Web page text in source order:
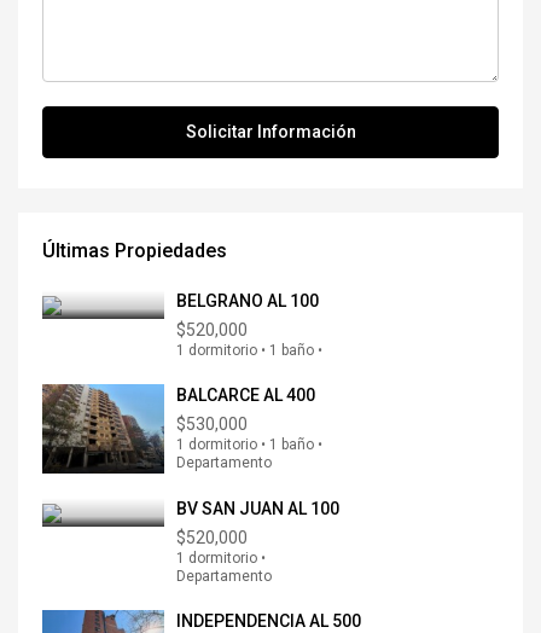
Últimas Propiedades
BELGRANO AL 100
$520,000
1 dormitorio • 1 baño •
BALCARCE AL 400
$530,000
1 dormitorio • 1 baño •
Departamento
BV SAN JUAN AL 100
$520,000
1 dormitorio •
Departamento
INDEPENDENCIA AL 500